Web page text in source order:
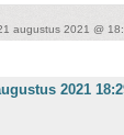
augustus 2021 @
2021